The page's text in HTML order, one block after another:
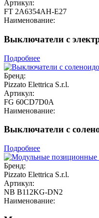
Артикул:
FT 2A6354AH-E27
Наименование:
Выключатели с
Подробнее
Бренд:
Pizzato Elettrica S.r.l.
Артикул:
FG 60CD7D0A
Наименование:
Выключатели с
Подробнее
Бренд:
Pizzato Elettrica S.r.l.
Артикул:
NB B112KG-DN2
Наименование: